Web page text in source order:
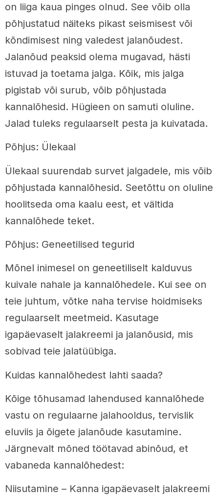
on liiga kaua pinges olnud. See võib olla
põhjustatud näiteks pikast seismisest või
kõndimisest ning valedest jalanõudest.
Jalanõud peaksid olema mugavad, hästi
istuvad ja toetama jalga. Kõik, mis jalga
pigistab või surub, võib põhjustada
kannalõhesid. Hügieen on samuti oluline.
Jalad tuleks regulaarselt pesta ja kuivatada.
Põhjus: Ülekaal
Ülekaal suurendab survet jalgadele, mis võib
põhjustada kannalõhesid. Seetõttu on oluline
hoolitseda oma kaalu eest, et vältida
kannalõhede teket.
Põhjus: Geneetilised tegurid
Mõnel inimesel on geneetiliselt kalduvus
kuivale nahale ja kannalõhedele. Kui see on
teie juhtum, võtke naha tervise hoidmiseks
regulaarselt meetmeid. Kasutage
igapäevaselt jalakreemi ja jalanõusid, mis
sobivad teie jalatüübiga.
Kuidas kannalõhedest lahti saada?
Kõige tõhusamad lahendused kannalõhede
vastu on regulaarne jalahooldus, tervislik
eluviis ja õigete jalanõude kasutamine.
Järgnevalt mõned töötavad abinõud, et
vabaneda kannalõhedest:
Niisutamine – Kanna igapäevaselt jalakreemi